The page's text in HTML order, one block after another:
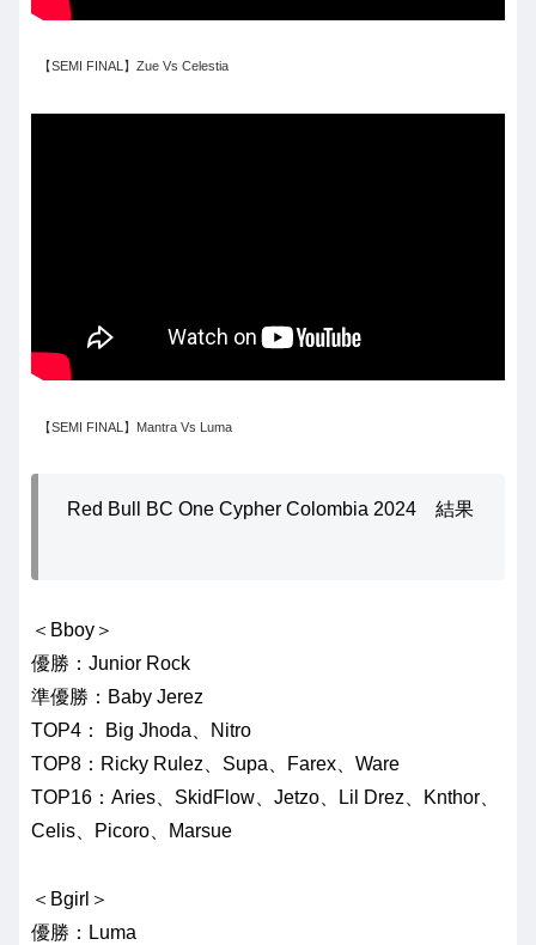
【SEMI FINAL】Zue Vs Celestia
【SEMI FINAL】Mantra Vs Luma
Red Bull BC One Cypher Colombia 2024 結果
＜Bboy＞
優勝：Junior Rock
準優勝：Baby Jerez
TOP4： Big Jhoda、Nitro
TOP8：Ricky Rulez、Supa、Farex、Ware
TOP16：Aries、SkidFlow、Jetzo、Lil Drez、Knthor、
Celis、Picoro、Marsue
＜Bgirl＞
優勝：Luma